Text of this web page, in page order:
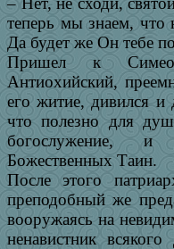
теперь мы знаем, что
Да будет же Он тебе
Пришел к
Антиохийский,
его житие, дивился и
что полезно для
богослужение,
Божественных Таин.
После этого
преподобный же
вооружаясь на
ненавистник